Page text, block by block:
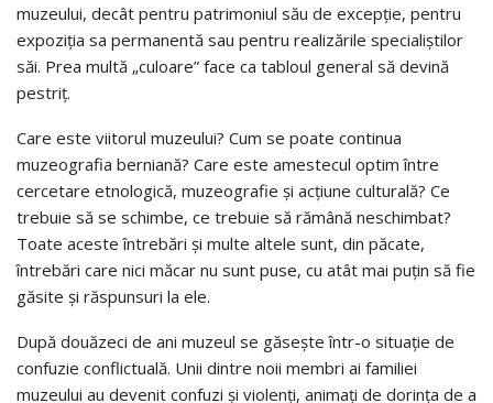
muzeului, decât pentru patrimoniul său de excepţie, pentru
expoziţia sa permanentă sau pentru realizările specialiştilor
săi. Prea multă „culoare” face ca tabloul general să devină
pestriţ.
Care este viitorul muzeului? Cum se poate continua
muzeografia berniană? Care este amestecul optim între
cercetare etnologică, muzeografie şi acţiune culturală? Ce
trebuie să se schimbe, ce trebuie să rămână neschimbat?
Toate aceste întrebări şi multe altele sunt, din păcate,
întrebări care nici măcar nu sunt puse, cu atât mai puţin să fie
găsite şi răspunsuri la ele.
După douăzeci de ani muzeul se găseşte într-o situaţie de
confuzie conflictuală. Unii dintre noii membri ai familiei
muzeului au devenit confuzi şi violenţi, animaţi de dorinţa de a